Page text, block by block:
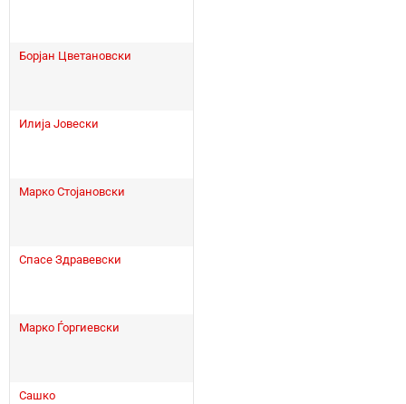
Борјан Цветановски
Илија Јовески
Марко Стојановски
Спасе Здравевски
Марко Ѓоргиевски
Сашко